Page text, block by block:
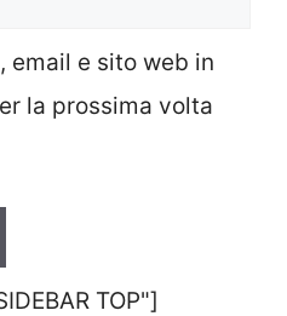
email e sito web in
la prossima volta
TOP"]